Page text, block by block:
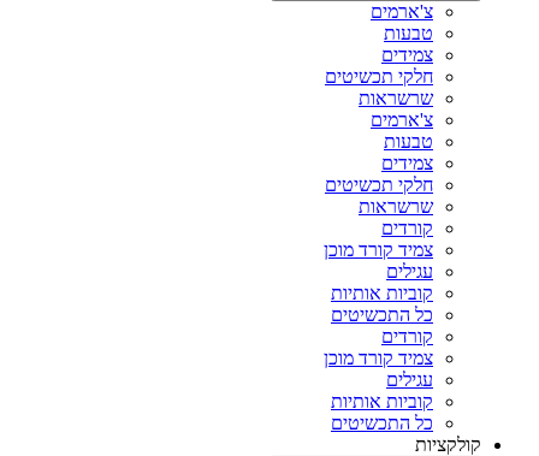
צ'ארמים
טבעות
צמידים
חלקי תכשיטים
שרשראות
צ'ארמים
טבעות
צמידים
חלקי תכשיטים
שרשראות
קורדים
צמיד קורד מוכן
עגילים
קוביות אותיות
כל התכשיטים
קורדים
צמיד קורד מוכן
עגילים
קוביות אותיות
כל התכשיטים
קולקציות